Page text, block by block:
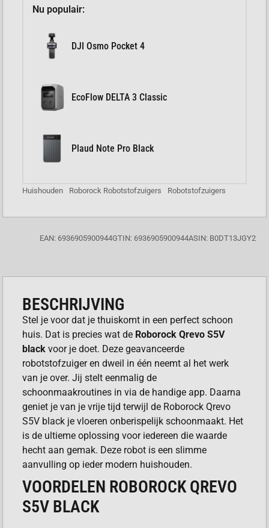
Nu populair:
DJI Osmo Pocket 4
EcoFlow DELTA 3 Classic
Plaud Note Pro Black
Huishouden Roborock Robotstofzuigers Robotstofzuigers
EAN: 6936905900944GTIN: 6936905900944ASIN: B0DT13JGY2
BESCHRIJVING
Stel je voor dat je thuiskomt in een perfect schoon
huis. Dat is precies wat de Roborock Qrevo S5V
black voor je doet. Deze geavanceerde
robotstofzuiger en dweil in één neemt al het werk
van je over. Jij stelt eenmalig de
schoonmaakroutines in via de handige app. Daarna
geniet je van je vrije tijd terwijl de Roborock Qrevo
S5V black je vloeren onberispelijk schoonmaakt. Het
is de ultieme oplossing voor iedereen die waarde
hecht aan gemak. Deze robot is een slimme
aanvulling op ieder modern huishouden.
VOORDELEN ROBOROCK QREVO
S5V BLACK